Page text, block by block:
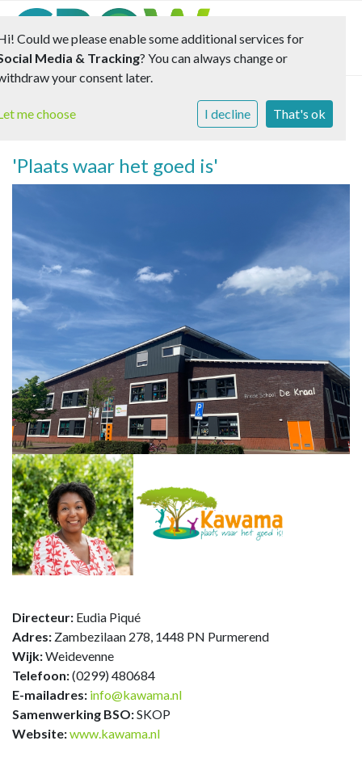
Toggle
Kawama
'Plaats waar het goed is'
Directeur: Eudia Piqué
Adres: Zambezilaan 278, 1448 PN Purmerend
Wijk:Weidevenne
Telefoon:(0299) 480684
E-mailadres: info@kawama.nl
Samenwerking BSO:SKOP
Website:www. kawama.nl
Could we please enable some additional services for
Media & Tracking? You can always change or
your consent later.
me choose I decline That's ok